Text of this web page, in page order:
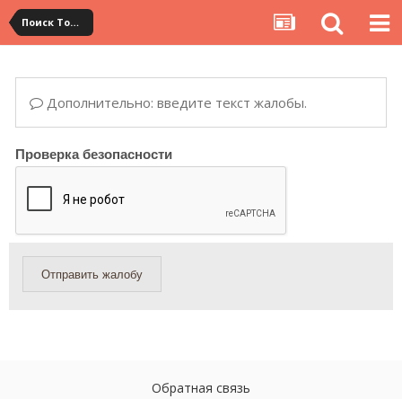
Поиск Товара
Дополнительно: введите текст жалобы.
Проверка безопасности
Отправить жалобу
Обратная связь